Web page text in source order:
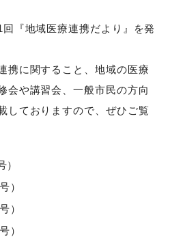
『地域医療連携だより』を発
携に関すること、地域の医療
会や講習会、一般市民の方向
しておりますので、ぜひご覧
）
）
）